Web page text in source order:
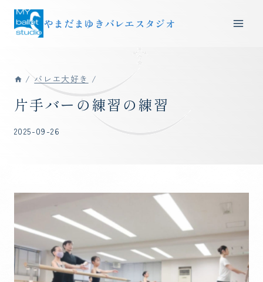
やまだまゆきバレエスタジオ
/ バレエ大好き /
片手バーの練習の練習
2025-09-26